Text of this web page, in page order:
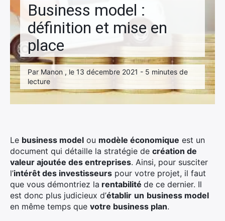
Business model :
définition et mise en
place
Par Manon , le 13 décembre 2021 - 5 minutes de
lecture
Le business model ou modèle économique est un
document qui détaille la stratégie de création de
valeur ajoutée des entreprises. Ainsi, pour susciter
l’intérêt des investisseurs pour votre projet, il faut
que vous démontriez la rentabilité de ce dernier. Il
est donc plus judicieux d’établir un business model
en même temps que votre business plan.